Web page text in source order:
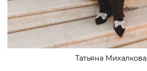
Татьяна Михалкова